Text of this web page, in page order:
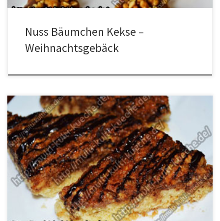
Nuss Bäumchen Kekse –
Weihnachtsgebäck
Zutaten für die Nussecken 2 Eier350g Butter350g Zucker300g
Mehl1/2 Pack BackpulverAprikosenkonfitüre2 Pack.
Vanillezucker200g gemahlene Haselnüsse200g gehackte
Haselnüsse4 EL WasserSchoko Kuchenglasur Zubereitung für
Nussecken Aus Eiern,150g Butter, 150g Zucker, Mehl und
Backpulver einen Teig herstellen. Den Teig auf einem gefetteten
Backblech verteilen. Nun den Teig mit der Aprikosenmarmelade
bestreichen. Jetzt die […]